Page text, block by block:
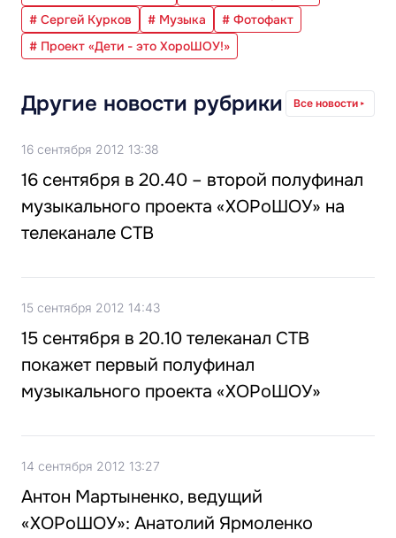
# Сергей Курков
# Музыка
# Фотофакт
# Проект «Дети - это ХороШОУ!»
Другие новости рубрики Все новости
16 сентября 2012 13:38
16 сентября в 20.40 – второй полуфинал
музыкального проекта «ХОРоШОУ» на
телеканале СТВ
15 сентября 2012 14:43
15 сентября в 20.10 телеканал СТВ
покажет первый полуфинал
музыкального проекта «ХОРоШОУ»
14 сентября 2012 13:27
Антон Мартыненко, ведущий
«ХОРоШОУ»: Анатолий Ярмоленко